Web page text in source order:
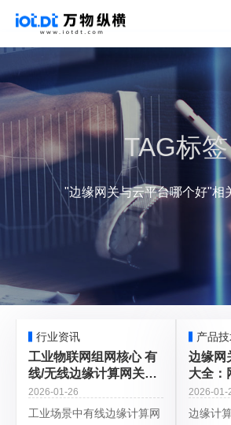
TAG标签
"边缘网关与云平台哪个好"相
行业资讯
工业物联网组网核心 有
线/无线边缘计算网关适
配逻辑
2026-01-26
工业场景中有线边缘计算网
产品
边缘网
大全：
议全场
2026-01-
边缘计